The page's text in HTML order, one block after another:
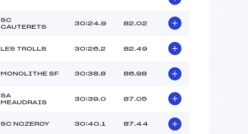
SC
CAUTERETS
30:24.9 82.02
LES TROLLS 30:26.2 82.49
MONOLITHE SF 30:38.8 86.98
SA
MEAUDRAIS
30:39.0 87.05
SC NOZEROY 30:40.1 87.44